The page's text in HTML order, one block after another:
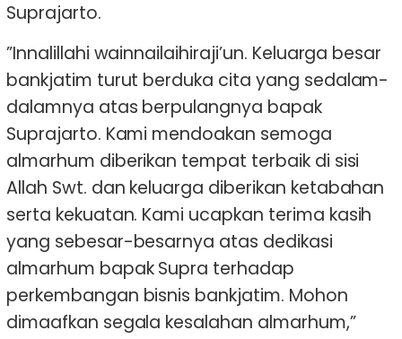
Suprajarto.
”Innalillahi wainnailaihiraji’un. Keluarga besar
bankjatim turut berduka cita yang sedalam-
dalamnya atas berpulangnya bapak
Suprajarto. Kami mendoakan semoga
almarhum diberikan tempat terbaik di sisi
Allah Swt. dan keluarga diberikan ketabahan
serta kekuatan. Kami ucapkan terima kasih
yang sebesar-besarnya atas dedikasi
almarhum bapak Supra terhadap
perkembangan bisnis bankjatim. Mohon
dimaafkan segala kesalahan almarhum,”